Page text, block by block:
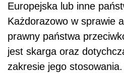
Europejska lub inne
Każdorazowo w sprawie
prawny państwa
jest skarga oraz
zakresie jego